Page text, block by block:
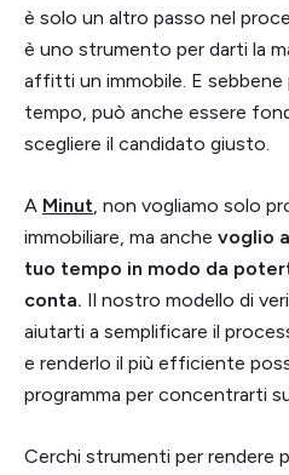
è solo un altro passo nel
è uno strumento per darti la
affitti un immobile. E
tempo, può anche essere
scegliere il candidato giusto.
A Minut, non vogliamo solo
immobiliare, ma anche voglio
tuo tempo in modo da
conta. Il nostro modello di
aiutarti a semplificare il
e renderlo il più efficiente
programma per concentrarti
Cerchi strumenti per rendere